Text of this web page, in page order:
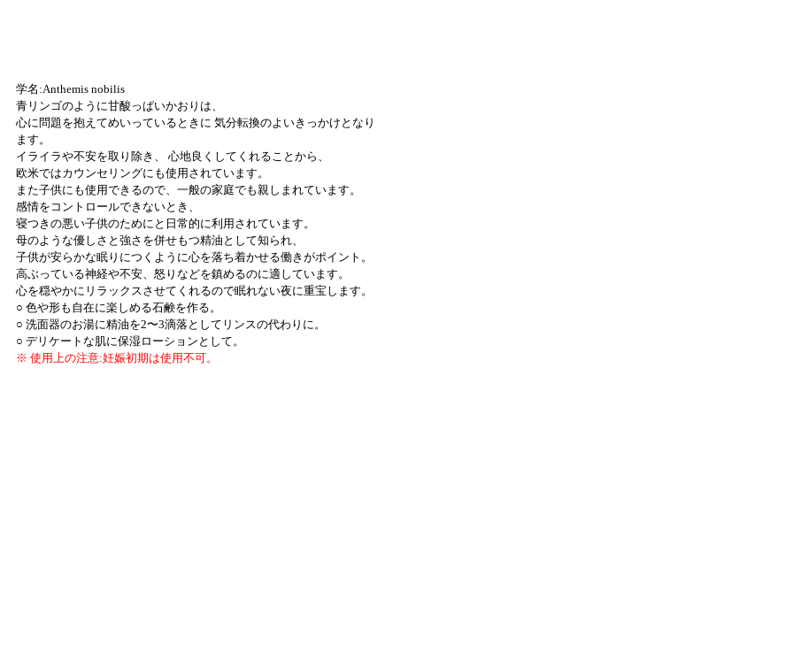
学名:Anthemis nobilis
青リンゴのように甘酸っぱいかおりは、
心に問題を抱えてめいっているときに 気分転換のよいきっかけとなり
ます。
イライラや不安を取り除き、 心地良くしてくれることから、
欧米ではカウンセリングにも使用されています。
また子供にも使用できるので、一般の家庭でも親しまれています。
感情をコントロールできないとき、
寝つきの悪い子供のためにと日常的に利用されています。
母のような優しさと強さを併せもつ精油として知られ、
子供が安らかな眠りにつくように心を落ち着かせる働きがポイント。
高ぶっている神経や不安、怒りなどを鎮めるのに適しています。
心を穏やかにリラックスさせてくれるので眠れない夜に重宝します。
○ 色や形も自在に楽しめる石鹸を作る。
○ 洗面器のお湯に精油を2〜3滴落としてリンスの代わりに。
○ デリケートな肌に保湿ローションとして。
※ 使用上の注意:妊娠初期は使用不可。